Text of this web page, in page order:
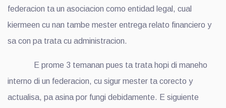
federacion ta un asociacion como entidad legal, cual
kiermeen cu nan tambe mester entrega relato financiero y
sa con pa trata cu administracion.
E prome 3 temanan pues ta trata hopi di maneho
interno di un federacion, cu sigur mester ta corecto y
actualisa, pa asina por fungi debidamente. E siguiente